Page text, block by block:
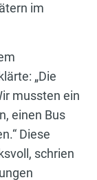
im
„Die
mussten ein
einen Bus
Diese
schrien